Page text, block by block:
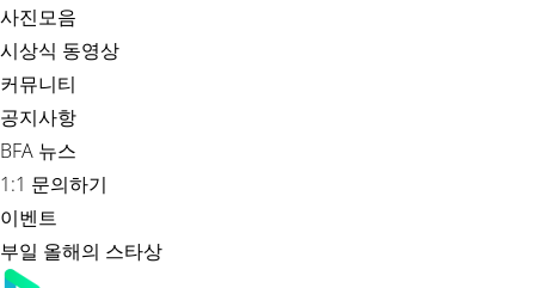
사진모음
시상식 동영상
커뮤니티
공지사항
BFA 뉴스
1:1 문의하기
이벤트
부일 올해의 스타상